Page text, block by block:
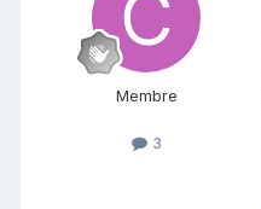
Membre
3